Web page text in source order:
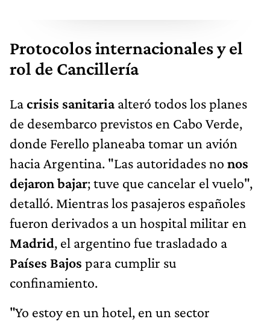
Protocolos internacionales y el
rol de Cancillería
Lacrisis sanitariaalteró todos los planes
de desembarco previstos en Cabo Verde,
donde Ferello planeaba tomar un avión
hacia Argentina. "Las autoridades no nos
dejaron bajar; tuve que cancelar el vuelo",
detalló. Mientras los pasajeros españoles
fueron derivados a un hospital militar en
Madrid, el argentino fue trasladado a
Países Bajos para cumplir su
confinamiento.
"Yo estoy en un hotel, en un sector